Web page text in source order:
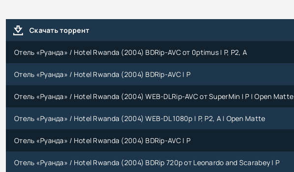
Скачать торрент
Отель «Руанда» / Hotel Rwanda (2004) BDRip-AVC от 0ptimus | P, P2, A
Отель «Руанда» / Hotel Rwanda (2004) BDRip-AVC | P
Отель «Руанда» / Hotel Rwanda (2004) WEB-DLRip-AVC от SuperMin | P | Open Matte
Отель «Руанда» / Hotel Rwanda (2004) WEB-DL 1080p | P, P2, A | Open Matte
Отель «Руанда» / Hotel Rwanda (2004) BDRip-AVC | P
Отель «Руанда» / Hotel Rwanda (2004) BDRip 720p от Leonardo and Scarabey | P